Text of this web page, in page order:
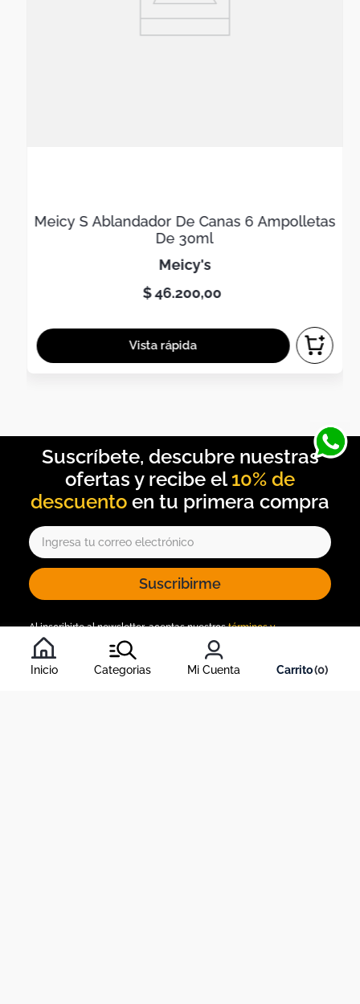
Inicio Categorias Mi Cuenta 0
Meicy S Ablandador De Canas 6 Ampolletas
De 30ml
meicy's
$46.200,00
10% de
descuento
Suscribirme
Al inscribirte al newsletter, aceptas nuestrostérminos y
condiciones
, y nuestra política de tratamiento de información